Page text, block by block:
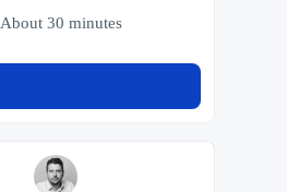
About 30 minutes